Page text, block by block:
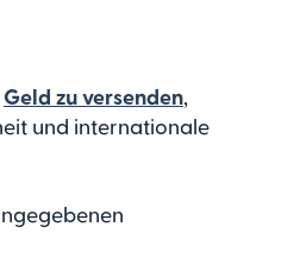
Geld zu versenden
und internationale